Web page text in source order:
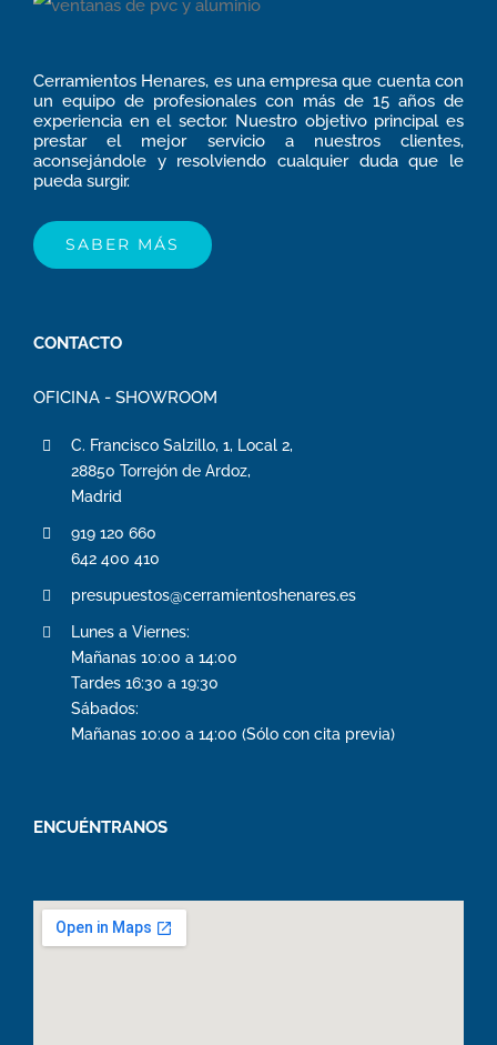
Cerramientos Henares, es una empresa que cuenta con
un equipo de profesionales con más de 15 años de
experiencia en el sector. Nuestro objetivo principal es
prestar el mejor servicio a nuestros clientes,
aconsejándole y resolviendo cualquier duda que le
pueda surgir.
SABER MÁS
CONTACTO
OFICINA - SHOWROOM
C. Francisco Salzillo, 1, Local 2,
28850 Torrejón de Ardoz,
Madrid
919 120 660
642 400 410
presupuestos@cerramientoshenares.es
Lunes a Viernes:
Mañanas 10:00 a 14:00
Tardes 16:30 a 19:30
Sábados:
Mañanas 10:00 a 14:00 (Sólo con cita previa)
ENCUÉNTRANOS